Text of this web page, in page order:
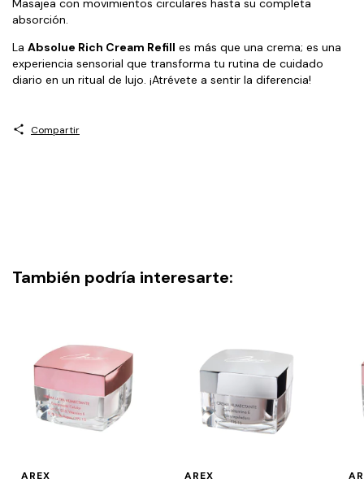
Masajea con movimientos circulares hasta su completa
absorción.
La Absolue Rich Cream Refill es más que una crema; es una
experiencia sensorial que transforma tu rutina de cuidado
diario en un ritual de lujo. ¡Atrévete a sentir la diferencia!
Compartir
También podría interesarte:
AREX AREX